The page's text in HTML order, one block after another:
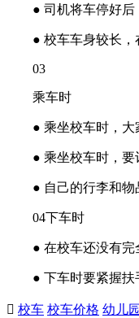
● 司机将车停好后，
● 校车车身较长，在
03
乘车时
● 乘坐校车时，大家
● 乘坐校车时，要
● 自己的行李和物品
04下车时
● 在校车还没有完全
● 下车时要紧握扶手
 校车 校车价格 幼儿